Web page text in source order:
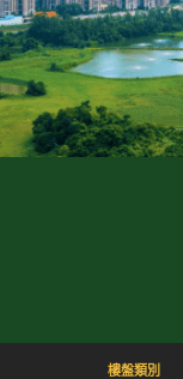
樓盤類別